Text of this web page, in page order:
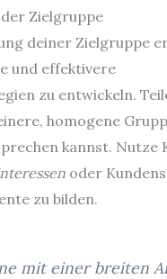
Zielgruppe
deiner Zielgruppe
und effektivere
zu entwickeln.
homogene
kannst. Nutze
oder
zu bilden.
mit einer breiten